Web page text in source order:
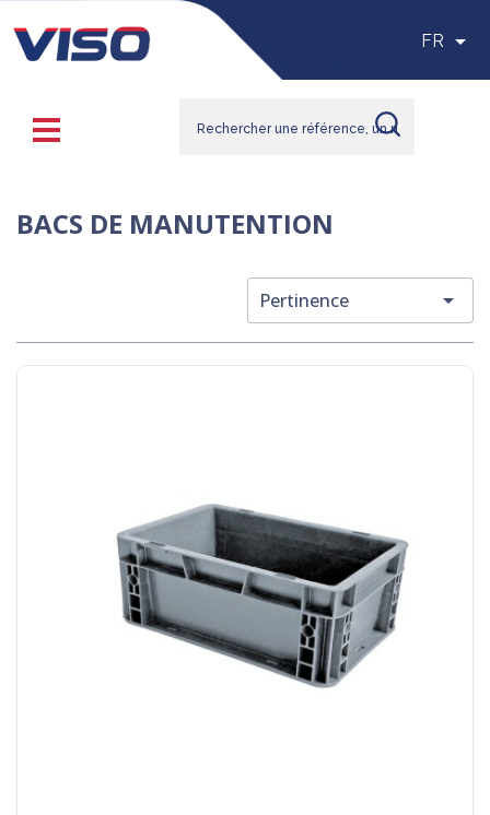
FR 
BACS DE MANUTENTION
Pertinence 